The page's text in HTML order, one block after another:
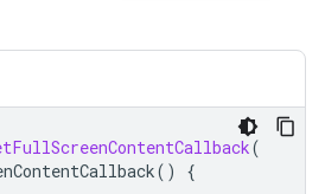
(
()
{